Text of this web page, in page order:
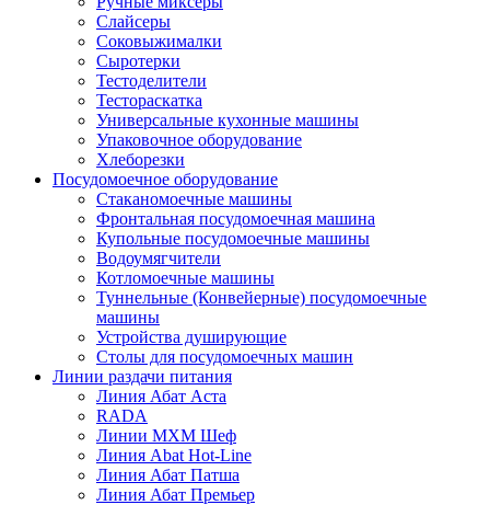
Слайсеры
Соковыжималки
Сыротерки
Тестоделители
Тестораскатка
Универсальные кухонные машины
Упаковочное оборудование
Хлеборезки
Посудомоечное оборудование
Стаканомоечные машины
Фронтальная посудомоечная машина
Купольные посудомоечные машины
Водоумягчители
Котломоечные машины
Туннельные (Конвейерные) посудомоечные
машины
Устройства душирующие
Столы для посудомоечных машин
Линии раздачи питания
Линия Абат Аста
RADA
Линии МХМ Шеф
Линия Abat Hot-Line
Линия Абат Патша
Линия Абат Премьер